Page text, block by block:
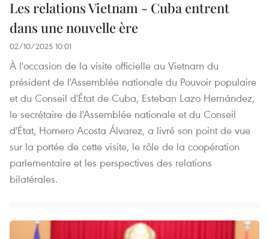
Les relations Vietnam - Cuba entrent
dans une nouvelle ère
02/10/2025 10:01
À l'occasion de la visite officielle au Vietnam du
président de l'Assemblée nationale du Pouvoir populaire
et du Conseil d'État de Cuba, Esteban Lazo Hernández,
le secrétaire de l'Assemblée nationale et du Conseil
d'État, Homero Acosta Álvarez, a livré son point de vue
sur la portée de cette visite, le rôle de la coopération
parlementaire et les perspectives des relations
bilatérales.